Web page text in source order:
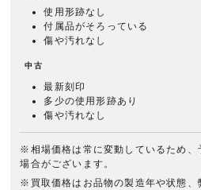
使用形跡なし
付属品がそろっている
傷や汚れなし
中古
最新刻印
多少の使用形跡あり
傷や汚れなし
※相場価格は常に変動しているため、
場合がございます。
※買取価格はお品物の製造年や状態、